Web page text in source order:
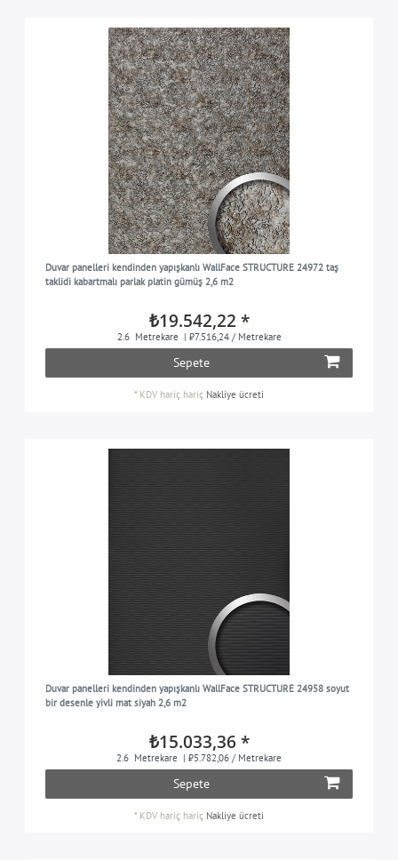
Duvar panelleri kendinden yapışkanlı WallFace STRUCTURE 24972 taş
taklidi kabartmalı parlak platin gümüş 2,6 m2
₺19.542,22 *
2.6 Metrekare | ₺7.516,24 / Metrekare
Sepete
* KDV hariç hariç Nakliye ücreti
Duvar panelleri kendinden yapışkanlı WallFace STRUCTURE 24958 soyut
bir desenle yivli mat siyah 2,6 m2
₺15.033,36 *
2.6 Metrekare | ₺5.782,06 / Metrekare
Sepete
* KDV hariç hariç Nakliye ücreti